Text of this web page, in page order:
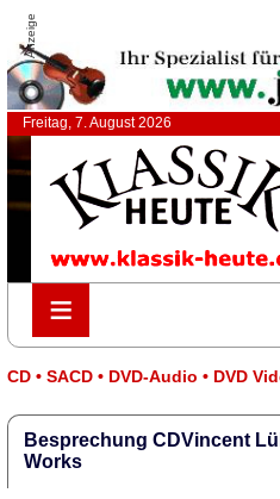
Anzeige
Freitag, 7. August 2026
≡
≡
CD • SACD • DVD-Audio • DVD
Besprechung CDVincent
Works